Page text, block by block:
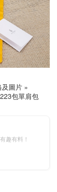
及圖片 »
包單肩包
趣有料！